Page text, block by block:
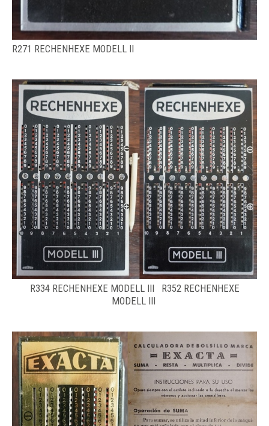
R271 RECHENHEXE MODELL II
R334 RECHENHEXE MODELL III R352 RECHENHEXE
MODELL III